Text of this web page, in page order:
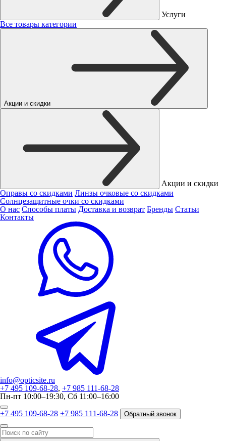
Услуги
Все товары категории
Акции и скидки
Акции и скидки
Оправы со скидками Линзы очковые со скидками
Солнцезащитные очки со скидками
О нас Способы платы Доставка и возврат Бренды Статьи
Контакты
info@opticsite.ru
+7 495 109-68-28, +7 985 111-68-28
Пн-пт 10:00–19:30, Сб 11:00–16:00
+7 495 109-68-28 +7 985 111-68-28 Обратный звонок